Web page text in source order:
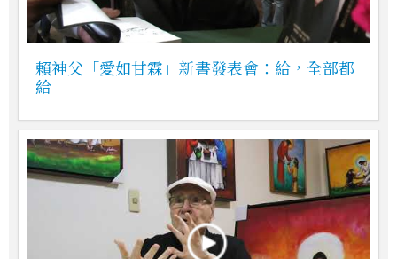
賴神父「愛如甘霖」新書發表會：給，全部都
給